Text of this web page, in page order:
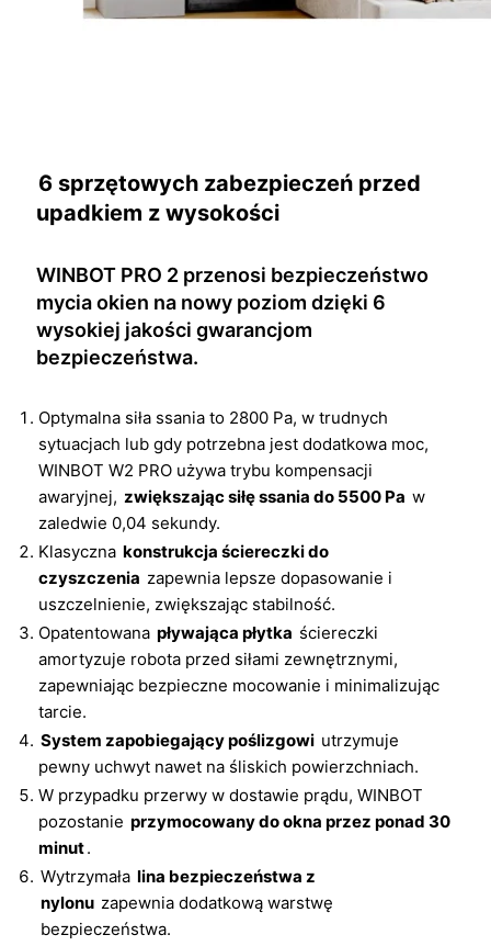
6 sprzętowych zabezpieczeń przed
upadkiem z wysokości
WINBOT PRO 2 przenosi bezpieczeństwo
mycia okien na nowy poziom dzięki 6
wysokiej jakości gwarancjom
bezpieczeństwa.
Optymalna siła ssania to 2800 Pa, w trudnych
sytuacjach lub gdy potrzebna jest dodatkowa moc,
WINBOT W2 PRO używa trybu kompensacji
awaryjnej, zwiększając siłę ssania do 5500 Pa w
zaledwie 0,04 sekundy.
Klasyczna konstrukcja ściereczki do
czyszczenia zapewnia lepsze dopasowanie i
uszczelnienie, zwiększając stabilność.
Opatentowana pływająca płytka ściereczki
amortyzuje robota przed siłami zewnętrznymi,
zapewniając bezpieczne mocowanie i minimalizując
tarcie.
System zapobiegający poślizgowi utrzymuje
pewny uchwyt nawet na śliskich powierzchniach.
W przypadku przerwy w dostawie prądu, WINBOT
pozostanie przymocowany do okna przez ponad 30
minut.
Wytrzymała lina bezpieczeństwa z
nylonu zapewnia dodatkową warstwę
bezpieczeństwa.